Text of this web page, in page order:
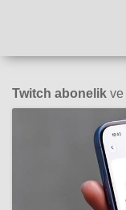
Twitch abonelik ve